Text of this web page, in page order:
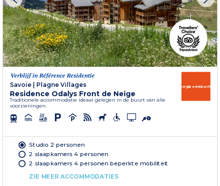
Verblijf in Référence Residentie
Savoie
Plagne Villages
Residence Odalys Front de Neige
Traditionele accommodatie ideaal gelegen in de buurt van alle
voorzieningen.
Vroegboekkorting
Studio 2 personen
2 slaapkamers 4 personen
2 slaapkamers 4 personen beperkte mobiliteit
ZIE MEER ACCOMMODATIES